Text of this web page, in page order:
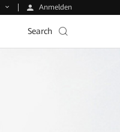
Anmelden
Search